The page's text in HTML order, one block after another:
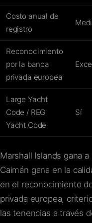
Costo anual de
registro
Reconocimiento
por la banca
privada europea
Large Yacht
Code / REG
Yacht Code
Sí
Marshall Islands gana
Caimán gana en la
en el reconocimiento
privada europea,
las tenencias a través